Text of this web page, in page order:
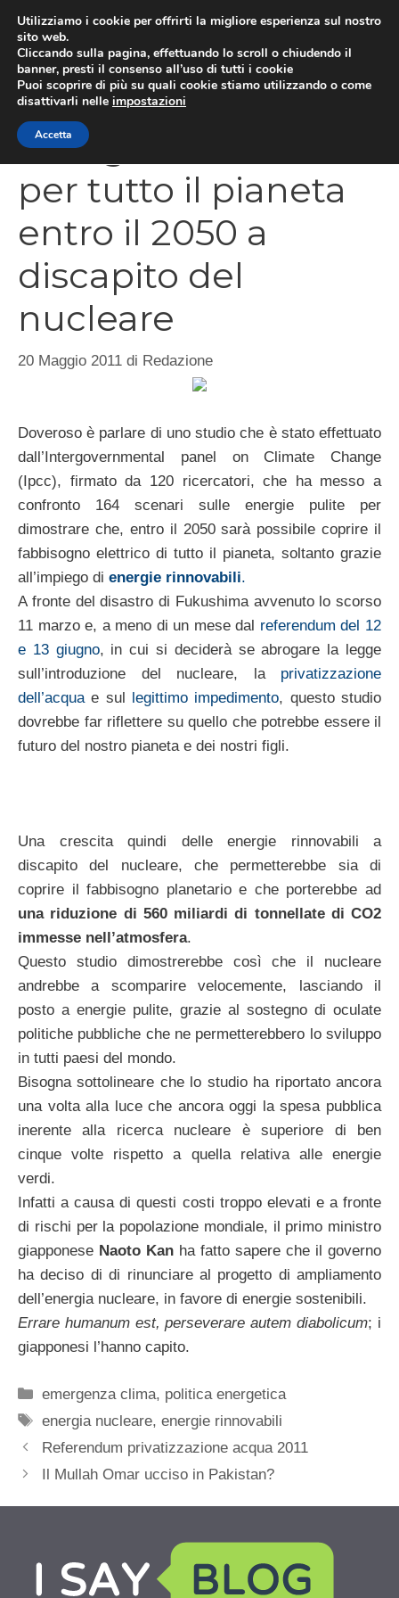
contenuto
Energie rinnovabili
per tutto il pianeta
entro il 2050 a
discapito del
nucleare
20 Maggio 2011 di Redazione
Doveroso è parlare di uno studio che è stato effettuato
dall’Intergovernmental panel on Climate Change
(Ipcc), firmato da 120 ricercatori, che ha messo a
confronto 164 scenari sulle energie pulite per
dimostrare che, entro il 2050 sarà possibile coprire il
fabbisogno elettrico di tutto il pianeta, soltanto grazie
all’impiego di energie rinnovabili.
A fronte del disastro di Fukushima avvenuto lo scorso
11 marzo e, a meno di un mese dal referendum del 12
e 13 giugno, in cui si deciderà se abrogare la legge
sull’introduzione del nucleare, la privatizzazione
dell’acquae sul legittimo impedimento, questo studio
dovrebbe far riflettere su quello che potrebbe essere il
futuro del nostro pianeta e dei nostri figli.
Una crescita quindi delle energie rinnovabili a
discapito del nucleare, che permetterebbe sia di
coprire il fabbisogno planetario e che porterebbe ad
una riduzione di 560 miliardi di tonnellate di CO2
immesse nell’atmosfera.
Questo studio dimostrerebbe così che il nucleare
andrebbe a scomparire velocemente, lasciando il
posto a energie pulite, grazie al sostegno di oculate
politiche pubbliche che ne permetterebbero lo sviluppo
in tutti paesi del mondo.
Bisogna sottolineare che lo studio ha riportato ancora
una volta alla luce che ancora oggi la spesa pubblica
inerente alla ricerca nucleare è superiore di ben
cinque volte rispetto a quella relativa alle energie
verdi.
Infatti a causa di questi costi troppo elevati e a fronte
di rischi per la popolazione mondiale, il primo ministro
giapponese Naoto Kan ha fatto sapere che il governo
ha deciso di di rinunciare al progetto di ampliamento
dell’energia nucleare, in favore di energie sostenibili.
Errare humanum est, perseverare autem diabolicum; i
giapponesi l’hanno capito.
Categorie
emergenza clima, politica energetica
Tag
energia nucleare,energie rinnovabili
Referendum privatizzazione acqua 2011
Il Mullah Omar ucciso in Pakistan?
Utilizziamo i cookie per offrirti la migliore esperienza sul nostro
sito web.
Cliccando sulla pagina, effettuando lo scroll o chiudendo il
banner, presti il consenso all’uso di tutti i cookie
Puoi scoprire di più su quali cookie stiamo utilizzando o come
disattivarli nelle impostazioni
Accetta